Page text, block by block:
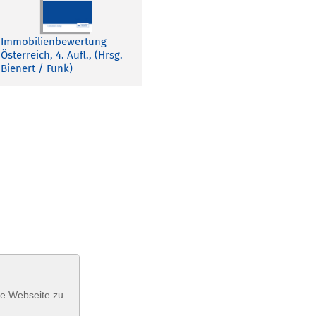
Immobilienbewertung
Österreich, 4. Aufl., (Hrsg.
Bienert / Funk)
Webseite zu